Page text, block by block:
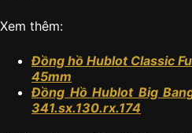
Xem thêm:
Đồng hồ Hublot Classic
45mm
Đồng Hồ Hublot Big
341.sx.130.rx.174